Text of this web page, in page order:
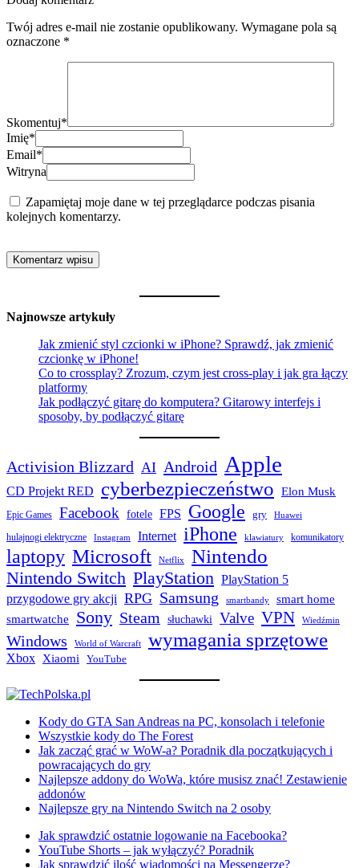
Twój adres e-mail nie zostanie opublikowany. Wymagane pola są
oznaczone *
Skomentuj*
Imię*
Email*
Witryna
Zapamiętaj moje dane w tej przeglądarce podczas pisania
kolejnych komentarzy.
Najnowsze artykuły
Jak zmienić styl czcionki w iPhone? Sprawdź, jak zmienić
czcionkę w iPhone!
Co to crossplay? Zrozum, czym jest cross-play i jak gra łączy
platformy
Jak podłączyć gitarę do komputera? Gitarowy interfejs i
sposoby, by podłączyć gitarę
Activision Blizzard AI Android Apple
CD Projekt RED cyberbezpieczeństwo Elon Musk
Epic Games Facebook fotele FPS Google gry Huawei
hulajnogi elektryczne Instagram Internet iPhone klawiatury komunikatory
laptopy Microsoft Netflix Nintendo
Nintendo Switch PlayStation PlayStation 5
przygodowe gry akcji RPG Samsung smartbandy smart home
smartwatche Sony Steam słuchawki Valve VPN Wiedźmin
Windows World of Warcraft wymagania sprzętowe
Xbox Xiaomi YouTube
Kody do GTA San Andreas na PC, konsolach i telefonie
Wszystkie kody do The Forest
Jak zacząć grać w WoW-a? Poradnik dla początkujących i
powracających do gry
Najlepsze addony do WoWa, które musisz znać! Zestawienie
addonów
Najlepsze gry na Nintendo Switch na 2 osoby
Jak sprawdzić ostatnie logowanie na Facebooka?
YouTube Shorts – jak wyłączyć? Poradnik
Jak sprawdzić ilość wiadomości na Messengerze?